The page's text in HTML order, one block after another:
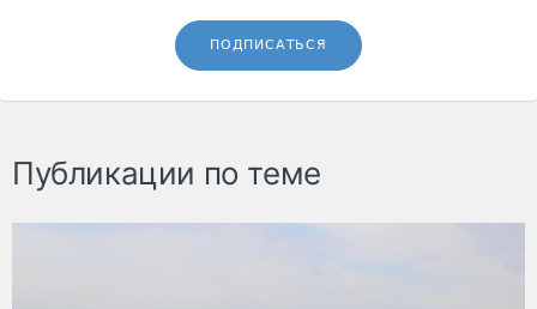
ПОДПИСАТЬСЯ
Публикации по теме